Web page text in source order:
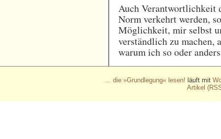
Auch Verantwortlichkeit
Norm verkehrt werden,
Möglichkeit, mir selbst
verständlich zu machen,
warum ich so oder
… die »Grundlegung« lesen! läuft mit
Artikel